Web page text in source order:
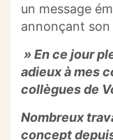
un message
annonçant
» Ence jour
adieux à mes
collègues de
Nombreux
concept